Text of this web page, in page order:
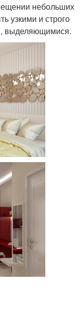
небольших
узкими и строго
выделяющимися.